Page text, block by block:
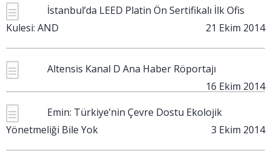
İstanbul’da LEED Platin Ön Sertifikalı İlk Ofis
Kulesi: AND
21 Ekim 2014
Altensis Kanal D Ana Haber Röportajı
16 Ekim 2014
Emin: Türkiye’nin Çevre Dostu Ekolojik
Yönetmeliği Bile Yok
3 Ekim 2014